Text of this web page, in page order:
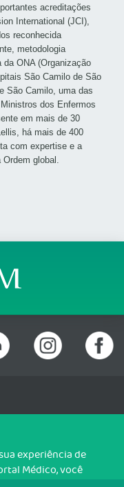
acreditações
International (JCI),
reconhecida
metodologia
ONA (Organização
São Camilo de São
São Camilo, uma das
dos Enfermos
em mais de 30
há mais de 400
com expertise e a
global.
DF - CEP: 70200-760 -
experiência de
Médico, você